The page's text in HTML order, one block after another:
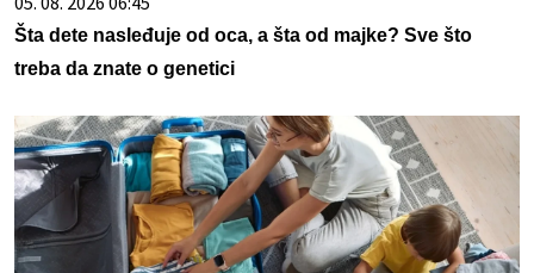
Šta dete nasleđuje od oca, a šta od majke? Sve što
treba da znate o genetici